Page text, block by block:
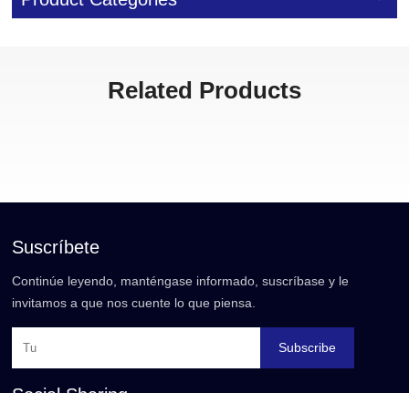
Related Products
Suscríbete
Continúe leyendo, manténgase informado, suscríbase y le
invitamos a que nos cuente lo que piensa.
Subscribe